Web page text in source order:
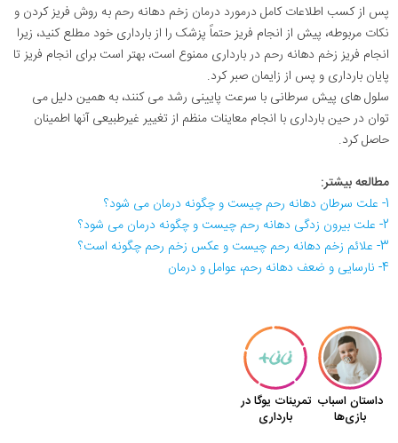
پس از کسب اطلاعات کامل درمورد درمان زخم دهانه رحم به روش فریز کردن و
نکات مربوطه، پیش از انجام فریز حتماً پزشک را از بارداری خود مطلع کنید، زیرا
انجام فریز زخم دهانه رحم در بارداری ممنوع است، بهتر است برای انجام فریز تا
پایان بارداری و پس از زایمان صبر کرد.
سلول های پیش سرطانی با سرعت پایینی رشد می کنند، به همین دلیل می
توان در حین بارداری با انجام معاینات منظم از تغییر غیرطبیعی آنها اطمینان
حاصل کرد.
مطالعه بیشتر:
1- علت سرطان دهانه‌ رحم چیست و چگونه درمان می شود؟
2- علت بیرون زدگی دهانه رحم چیست و چگونه درمان می شود؟
3- علائم زخم دهانه رحم چیست و عکس زخم رحم چگونه است؟
4- نارسایی و ضعف دهانه رحم، عوامل و درمان